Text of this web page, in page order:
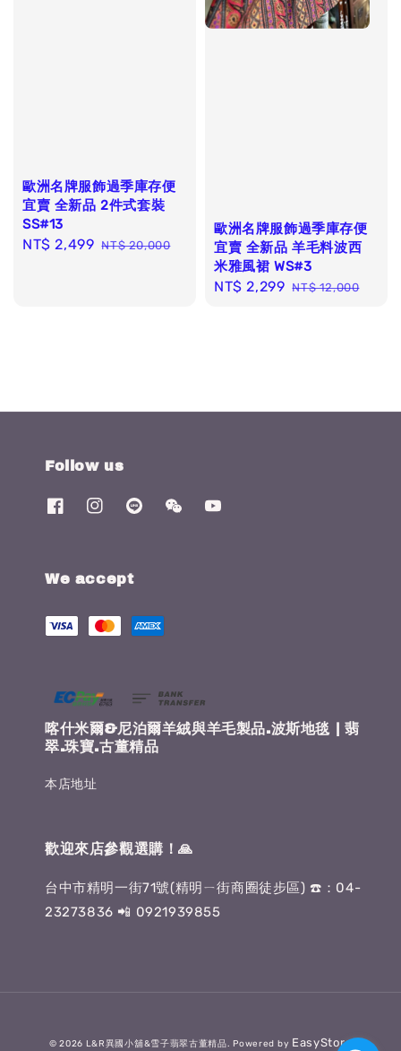
歐洲名牌服飾過季庫存便
宜賣 全新品 2件式套裝
SS#13
Sale
NT$ 2,499 Regular
NT$ 20,000
歐洲名牌服飾過季庫存便
宜賣 全新品 羊毛料波西
米雅風裙 WS#3
Sale
NT$ 2,299 Regular
NT$ 12,000
Follow us
We accept
喀什米爾&尼泊爾羊絨與羊毛製品.波斯地毯 | 翡
翠.珠寶.古董精品
本店地址
歡迎來店參觀選購！🙏
台中市精明一街71號(精明ㄧ街商圈徒步區) ☎️：04-
23273836 📲 0921939855
© 2026 L&R異國小舖&雪子翡翠古董精品. Powered by EasyStore